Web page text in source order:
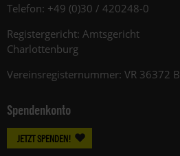
Telefon: +49 (0)30 / 420248-0
Registergericht: Amtsgericht
Charlottenburg
Vereinsregisternummer: VR 36372 B
Spendenkonto
JETZT SPENDEN!